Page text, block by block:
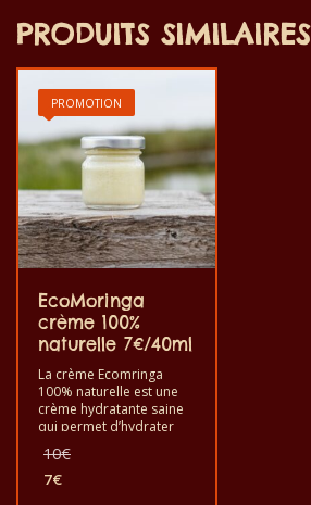
PRODUITS SIMILAIRES
PROMOTION
EcoMoringa
crème 100%
naturelle 7€/40ml
La crème Ecomringa
100% naturelle est une
crème hydratante saine
qui permet d’hydrater
corps. lorsque les
piqûres de moustiques
10€
7€